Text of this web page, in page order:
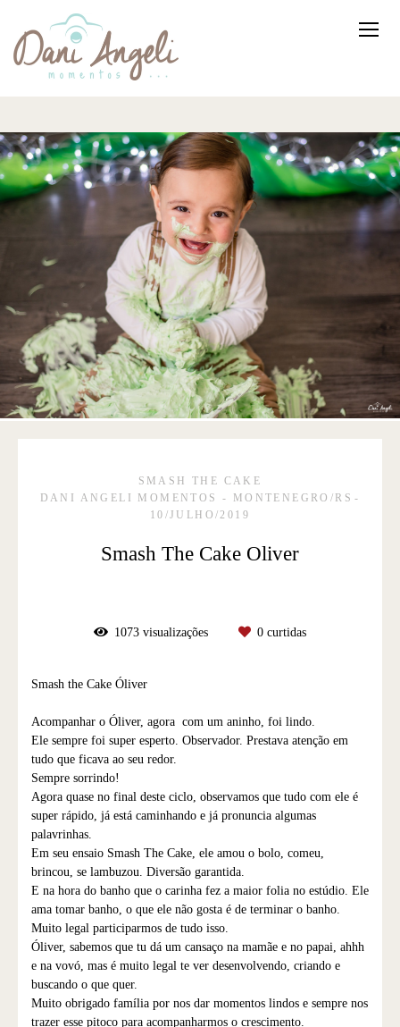
SMASH THE CAKE
DANI ANGELI MOMENTOS - MONTENEGRO/RS
10/JULHO/2019
Smash The Cake Oliver
1073 visualizações 0 curtidas
Smash the Cake Óliver
Acompanhar o Óliver, agora com um aninho, foi lindo.
Ele sempre foi super esperto. Observador. Prestava atenção em
tudo que ficava ao seu redor.
Sempre sorrindo!
Agora quase no final deste ciclo, observamos que tudo com ele é
super rápido, já está caminhando e já pronuncia algumas
palavrinhas.
Em seu ensaio Smash The Cake, ele amou o bolo, comeu,
brincou, se lambuzou. Diversão garantida.
E na hora do banho que o carinha fez a maior folia no estúdio. Ele
ama tomar banho, o que ele não gosta é de terminar o banho.
Muito legal participarmos de tudo isso.
Óliver, sabemos que tu dá um cansaço na mamãe e no papai, ahhh
e na vovó, mas é muito legal te ver desenvolvendo, criando e
buscando o que quer.
Muito obrigado família por nos dar momentos lindos e sempre nos
trazer esse pitoco para acompanharmos o crescimento.